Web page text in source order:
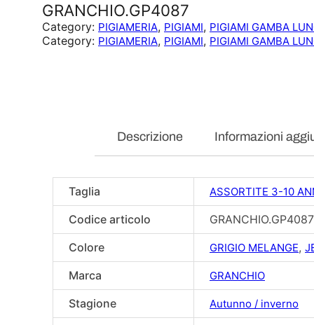
GRANCHIO.GP4087
Category: PIGIAMERIA, PIGIAMI, PIGIAMI GAMBA
Category: PIGIAMERIA, PIGIAMI, PIGIAMI GAMBA
Descrizione Informazioni
Taglia ASSORTITE 3-10
Codice articolo
GRANCHIO.GP4087
Colore
GRIGIO MELANGE,
Marca GRANCHIO
Stagione Autunno / inverno